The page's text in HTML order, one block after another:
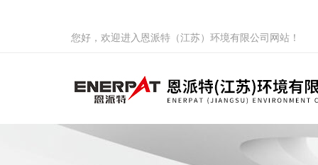
您好，欢迎进入恩派特（江苏）环境有限公司网站！